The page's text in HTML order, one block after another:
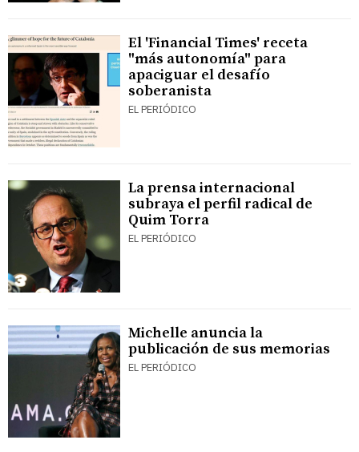
El 'Financial Times' receta
"más autonomía" para
apaciguar el desafío
soberanista
EL PERIÓDICO
La prensa internacional
subraya el perfil radical de
Quim Torra
EL PERIÓDICO
Michelle anuncia la
publicación de sus memorias
EL PERIÓDICO